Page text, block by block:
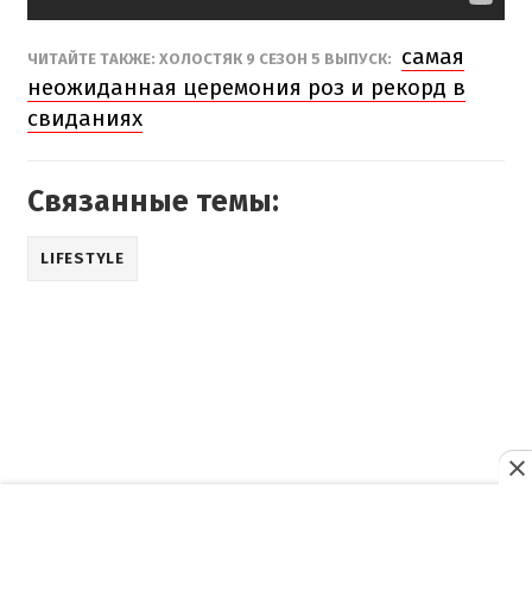
ЧИТАЙТЕ ТАКЖЕ: ХОЛОСТЯК 9 СЕЗОН 5 ВЫПУСК:
самая
неожиданная церемония роз и рекорд в
свиданиях
Связанные темы:
LIFESTYLE